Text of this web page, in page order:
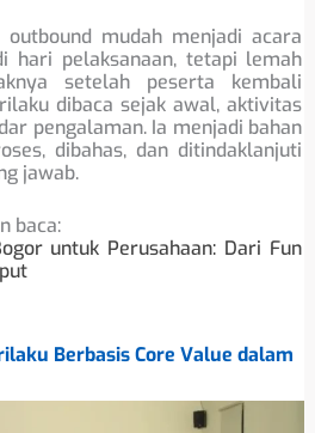
mudah menjadi acara
hari pelaksanaan, tetapi lemah
setelah peserta kembali
dibaca sejak awal, aktivitas
pengalaman. Ia menjadi bahan
dibahas, dan ditindaklanjuti
jawab.
baca:
untuk Perusahaan: Dari Fun
Berbasis Core Value dalam